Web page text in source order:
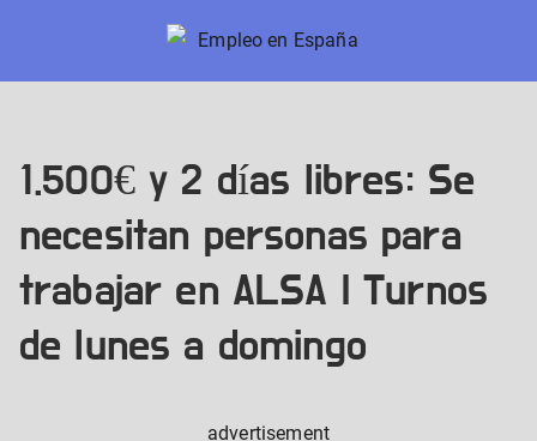
content
Empleo en España
1.500€ y 2 días libres: Se
necesitan personas para
trabajar en ALSA | Turnos
de lunes a domingo
advertisement